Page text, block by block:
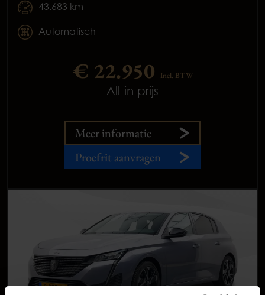
43.683 km
Automatisch
€ 22.950 Incl. BTW
All-in prijs
Meer informatie
Proefrit aanvragen
Occasions